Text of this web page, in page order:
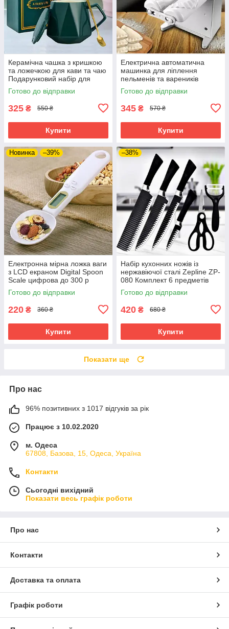
Керамічна чашка з кришкою
та ложечкою для кави та чаю
Подарунковий набір для
холодних та гарячих напоїв
Готово до відправки
325 ₴ 550 ₴
Купити
Електрична автоматична
машинка для ліплення
пельменів та вареників
Пельменниця з таймером
для кухні
Готово до відправки
345 ₴ 570 ₴
Купити
Новинка –39%
Електронна мірна ложка ваги
з LCD екраном Digital Spoon
Scale цифрова до 300 р
висока точність Біла
Готово до відправки
220 ₴ 360 ₴
Купити
–38%
Набір кухонних ножів із
нержавіючої сталі Zepline ZP-
080 Комплект 6 предметів
для кухні
Готово до відправки
420 ₴ 680 ₴
Купити
Показати ще
Про нас
96% позитивних з 1017 відгуків за рік
Працює з 10.02.2020
м. Одеса
67808, Базова, 15, Одеса, Україна
Контакти
Сьогодні вихідний
Показати весь графік роботи
Про нас
Контакти
Доставка та оплата
Графік роботи